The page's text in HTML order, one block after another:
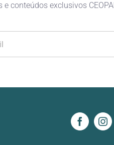
conteúdos exclusivos